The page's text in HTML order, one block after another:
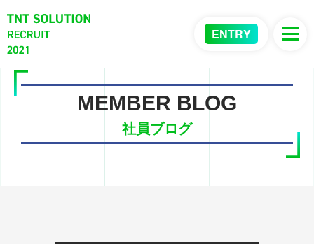
ENTRY
MEMBER BLOG
社員ブログ